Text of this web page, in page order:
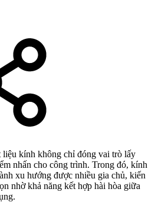
liệu kính không chỉ đóng vai trò lấy
nhấn cho công trình. Trong đó, kính
xu hướng được nhiều gia chủ, kiến
nhờ khả năng kết hợp hài hòa giữa